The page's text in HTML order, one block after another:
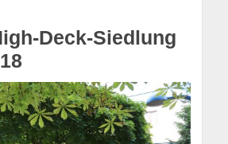
Deck-Siedlung